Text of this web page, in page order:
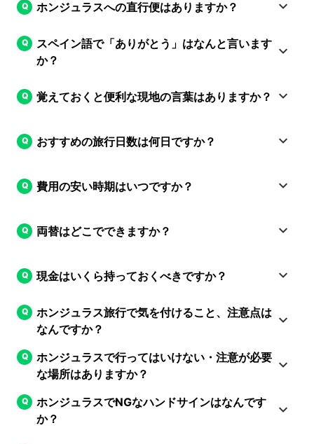
ホンジュラスへの直行便はありますか？
スペイン語で「ありがとう」はなんと言います
か？
覚えておくと便利な現地の言葉はありますか？
おすすめの旅行日数は何日ですか？
費用の安い時期はいつですか？
両替はどこでできますか？
現金はいくら持っておくべきですか？
ホンジュラス旅行で気を付けること、注意点は
なんですか？
ホンジュラスで行ってはいけない・注意が必要
な場所はありますか？
ホンジュラスでNGなハンドサインはなんです
か？